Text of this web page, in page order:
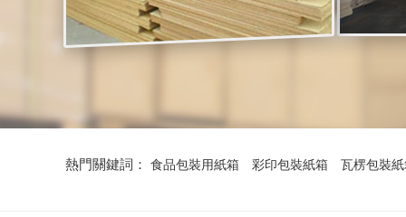
熱門關鍵詞： 食品包裝用紙箱 彩印包裝紙箱 瓦楞包裝